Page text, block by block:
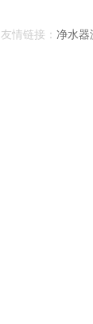
友情链接： 净水器